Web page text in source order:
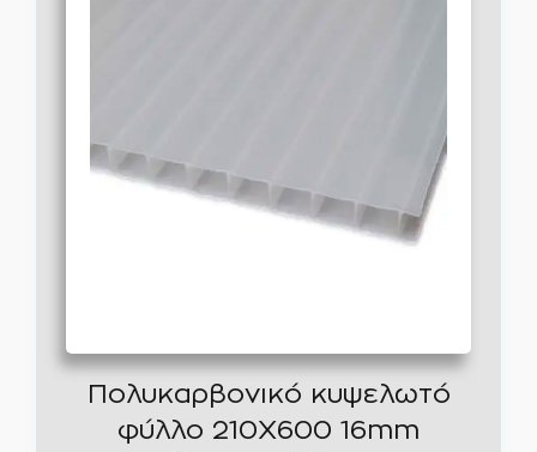
Πολυκαρβονικό κυψελωτό
φύλλο 210Χ600 16mm